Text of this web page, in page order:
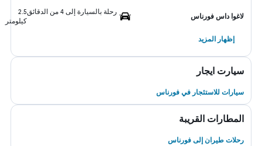
لاغوا داس فورناس
رحلة بالسيارة إلى 4 من الدقائق
2.5
كيلومتر
إظهار المزيد
سيارت ايجار
سيارات للاستئجار في فورناس
المطارات القريبة
رحلات طيران إلى فورناس